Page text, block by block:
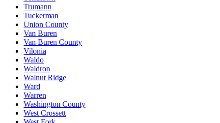
Trumann
Tuckerman
Union County
Van Buren
Van Buren County
Vilonia
Waldo
Waldron
Walnut Ridge
Ward
Warren
Washington County
West Crossett